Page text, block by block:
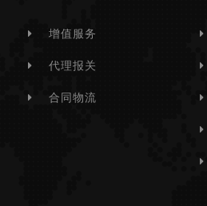
增值服务
代理报关
合同物流